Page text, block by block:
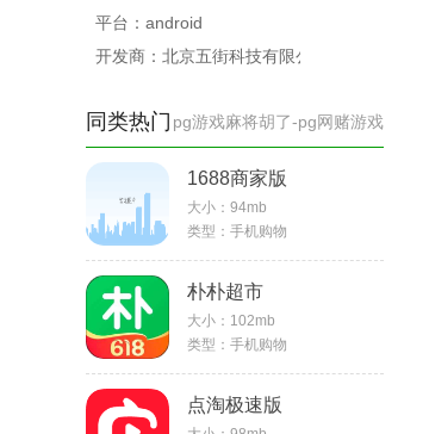
平台：android
开发商：北京五街科技有限公司
pg游戏麻将胡了-pg网赌游戏
同类热门
1688商家版
大小： 94mb
类型： 手机购物
朴朴超市
大小： 102mb
类型： 手机购物
点淘极速版